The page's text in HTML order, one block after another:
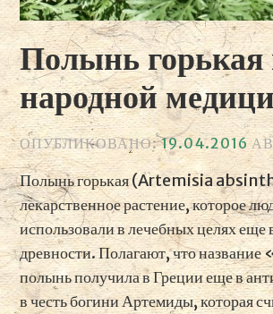
Полынь горькая
народной
ОПУБЛИКОВАНО:19.04.2016
Полынь горькая (Artemisia
лекарственное растение, которое
использовали в лечебных целях еще
древности. Полагают, что
полынь получила в Греции еще в
в честь богини Артемиды, которая